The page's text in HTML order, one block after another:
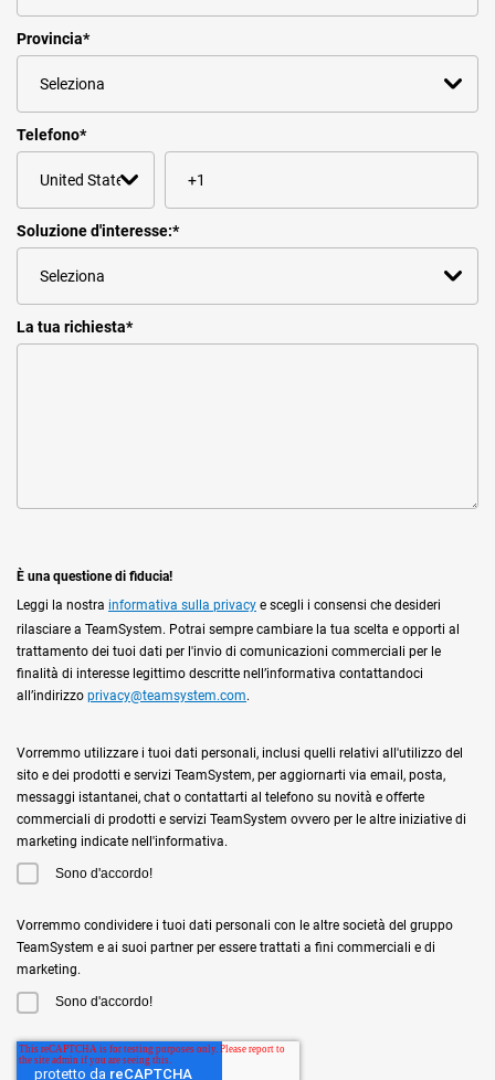
Provincia*
Telefono*
Soluzione d'interesse:*
La tua richiesta*
È una questione di fiducia!
Leggi la nostra informativa sulla privacy e scegli i consensi che desideri
rilasciare a TeamSystem. Potrai sempre cambiare la tua scelta e opporti al
trattamento dei tuoi dati per l'invio di comunicazioni commerciali per le
finalità di interesse legittimo descritte nell’informativa contattandoci
all’indirizzo privacy@teamsystem.com.
Vorremmo utilizzare i tuoi dati personali, inclusi quelli relativi all'utilizzo del
sito e dei prodotti e servizi TeamSystem, per aggiornarti via email, posta,
messaggi istantanei, chat o contattarti al telefono su novità e offerte
commerciali di prodotti e servizi TeamSystem ovvero per le altre iniziative di
marketing indicate nell'informativa.
Sono d'accordo!
Vorremmo condividere i tuoi dati personali con le altre società del gruppo
TeamSystem e ai suoi partner per essere trattati a fini commerciali e di
marketing.
Sono d'accordo!